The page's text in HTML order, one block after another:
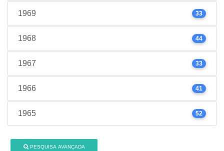
1969 33
1968 44
1967 33
1966 41
1965 52
PESQUISA AVANÇADA